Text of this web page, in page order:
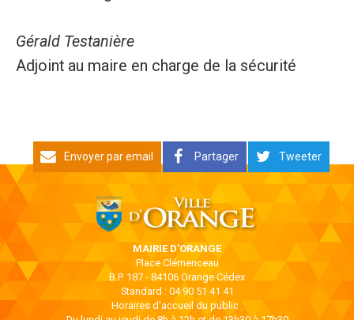
Gérald Testanière
Adjoint au maire en charge de la sécurité
Envoyer par email Partager Tweeter
MAIRIE D'ORANGE
Place Clémenceau
B.P. 187 - 84106 Orange Cédex
Standard : 04 90 51 41 41
Horaires d'accueil du public :